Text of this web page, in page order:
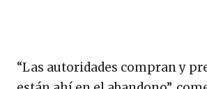
“Las autoridades compran y